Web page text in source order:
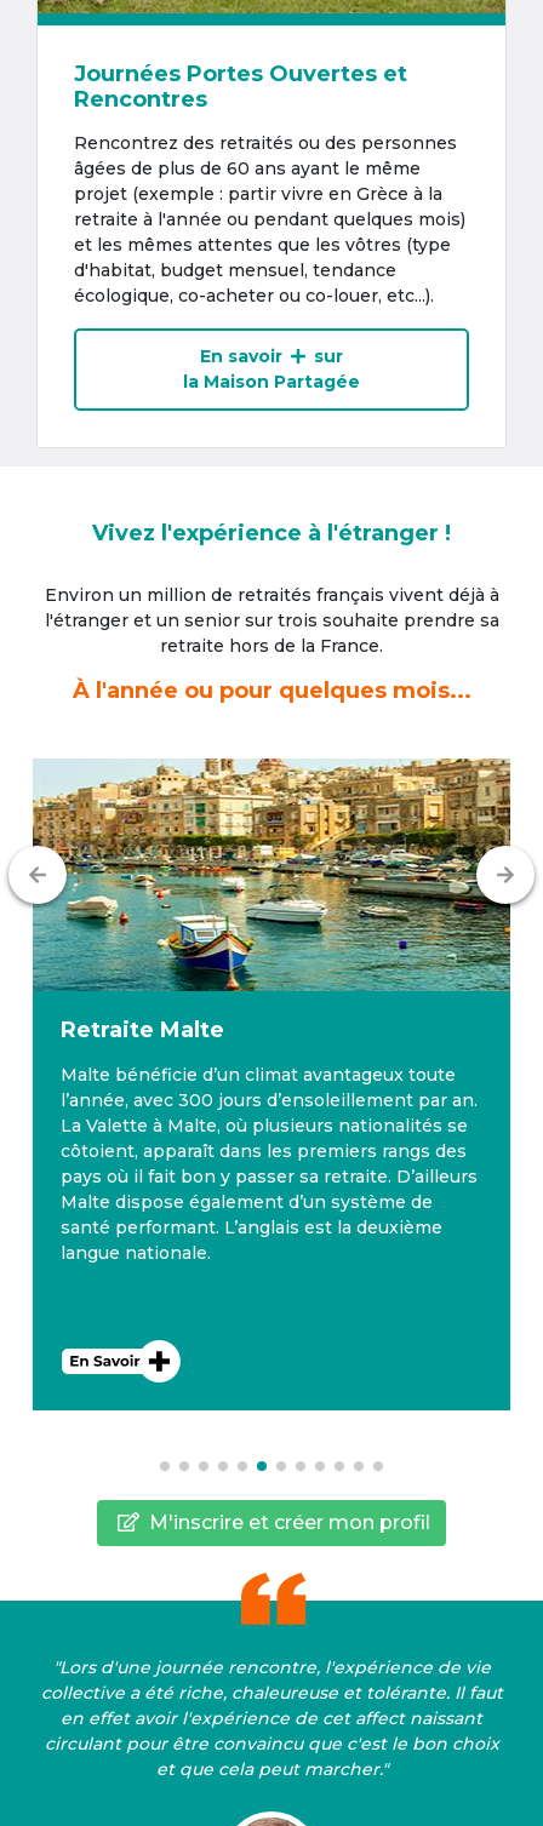
Journées Portes Ouvertes et
Rencontres
Rencontrez des retraités ou des personnes
âgées de plus de 60 ans ayant le même
projet (exemple : partir vivre en Grèce à la
retraite à l'année ou pendant quelques mois)
et les mêmes attentes que les vôtres (type
d'habitat, budget mensuel, tendance
écologique, co-acheter ou co-louer, etc...).
En savoir
sur
la Maison Partagée
Vivez l'expérience à l'étranger !
Environ un million de retraités français vivent déjà à
l'étrangeret un senior sur trois souhaite prendre sa
retraite hors de la France.
À l'année ou pour quelques mois...
Retraite Malte
Malte bénéficie d’un climat avantageux toute
l’année, avec 300 jours d’ensoleillement par an.
La Valette à Malte, où plusieurs nationalités se
côtoient, apparaît dans les premiers rangs des
pays où il fait bon y passer sa retraite. D’ailleurs
Malte dispose également d’un système de
santé performant. L’anglais est la deuxième
langue nationale.
M'inscrire et créer mon profil
"Lors d'une journée rencontre, l'expérience de vie
collective a été riche, chaleureuse et tolérante. Il faut
en effet avoir l'expérience de cet affect naissant
circulant pour être convaincu que c'est le bon choix
et que cela peut marcher."